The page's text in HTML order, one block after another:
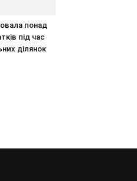
понад
під час
ділянок